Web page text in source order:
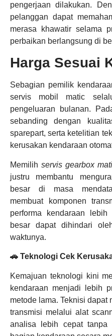
pengerjaan dilakukan.
pelanggan dapat
merasa khawatir selama
perbaikan berlangsung di
Harga Sesuai
Sebagian pemilik
servis mobil matic
pengeluaran bulanan.
sebanding dengan
sparepart, serta ketelitian
kerusakan kendaraan
Memilih servis gearbox
justru membantu
besar di masa
membuat komponen
performa kendaraan
besar dapat dihindari
waktunya.
🚗 Teknologi Cek
Kemajuan teknologi kini
kendaraan menjadi lebih
metode lama. Teknisi dapat
transmisi melalui alat
analisa lebih cepat tanpa